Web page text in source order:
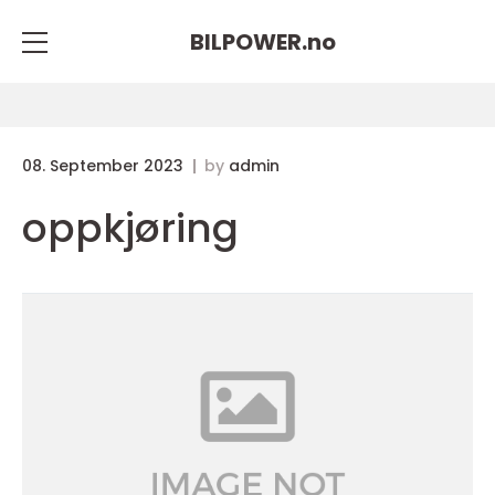
BILPOWER.no
08. September 2023 by admin
oppkjøring